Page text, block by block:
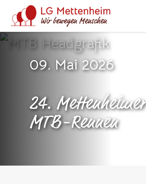
09. Mai 2026
24. Mettenheimer
MTB-Rennen